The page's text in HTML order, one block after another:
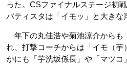
った。CSファイナルステージ初
バティスタは「イモッ」と大きな
年下の丸佳浩や菊池涼介からも
れ、打撃コーチからは「イモ（芋
かにも「芋洗坂係長」や「マツコ